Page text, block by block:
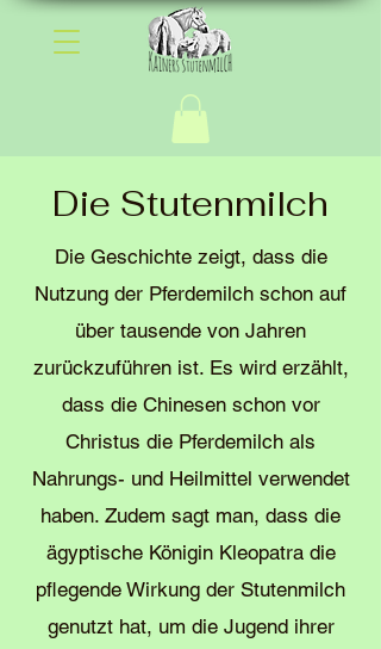
Die Stutenmilch
Die Geschichte zeigt, dass die
Nutzung der Pferdemilch schon auf
über tausende von Jahren
zurückzuführen ist. Es wird erzählt,
dass die Chinesen schon vor
Christus die Pferdemilch als
Nahrungs- und Heilmittel verwendet
haben. Zudem sagt man, dass die
ägyptische Königin Kleopatra die
pflegende Wirkung der Stutenmilch
genutzt hat, um die Jugend ihrer